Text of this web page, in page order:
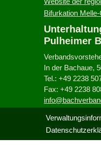
Bifurkation
Pulheimer
In der Bachaue,
Tel.: +49 2238
Fax: +49 2238